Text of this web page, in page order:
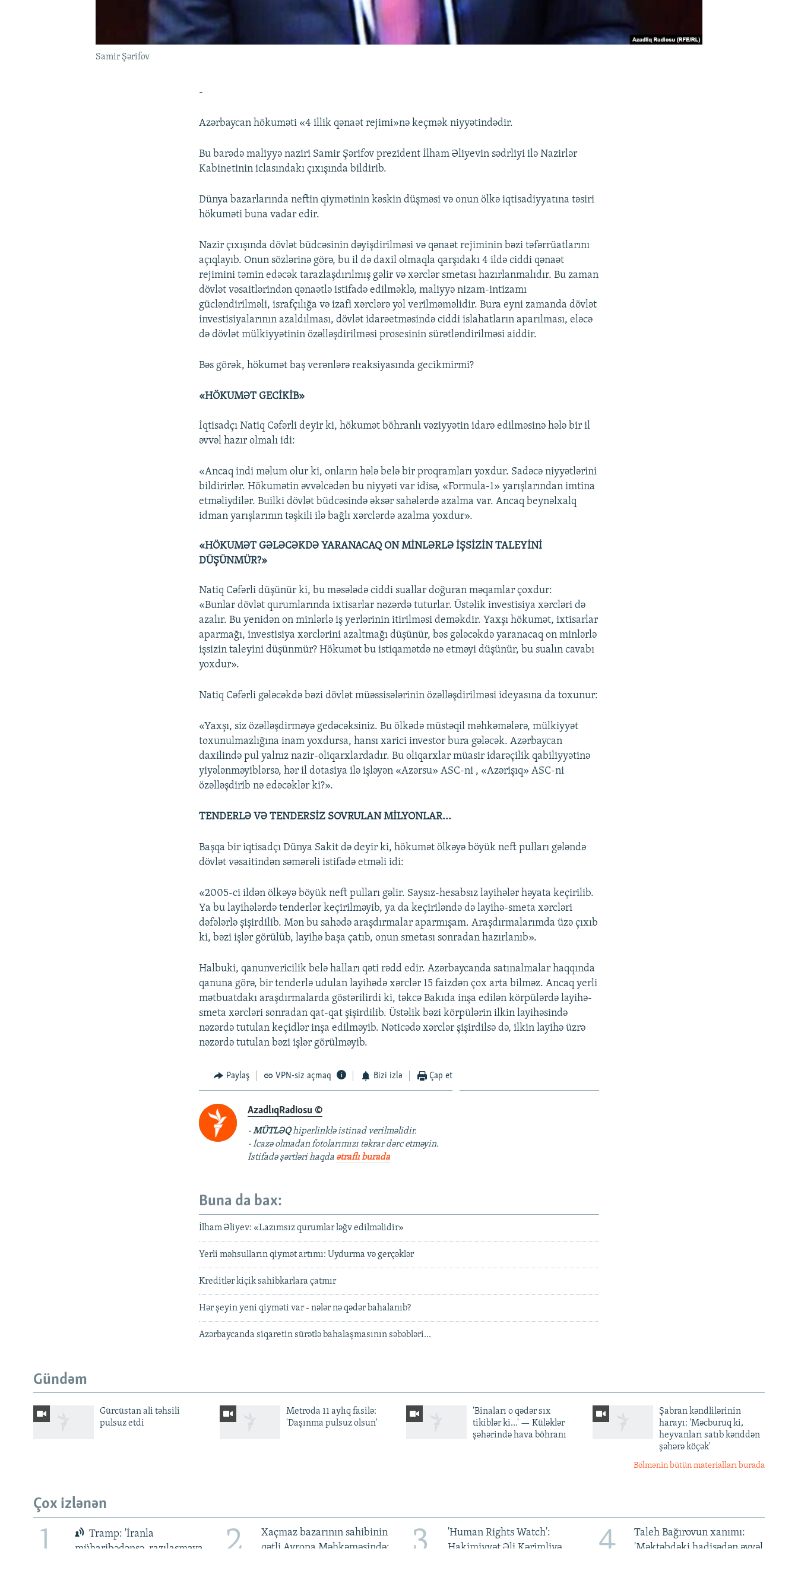
Samir Şərifov
-
Azərbaycan hökuməti «4 illik qənaət rejimi»nə keçmək niyyətindədir.
Bu barədə maliyyə naziri Samir Şərifov prezident İlham Əliyevin sədrliyi ilə Nazirlər
Kabinetinin iclasındakı çıxışında bildirib.
Dünya bazarlarında neftin qiymətinin kəskin düşməsi və onun ölkə iqtisadiyyatına təsiri
hökuməti buna vadar edir.
Nazir çıxışında dövlət büdcəsinin dəyişdirilməsi və qənaət rejiminin bəzi təfərrüatlarını
açıqlayıb. Onun sözlərinə görə, bu il də daxil olmaqla qarşıdakı 4 ildə ciddi qənaət
rejimini təmin edəcək tarazlaşdırılmış gəlir və xərclər smetası hazırlanmalıdır. Bu zaman
dövlət vəsaitlərindən qənaətlə istifadə edilməklə, maliyyə nizam-intizamı
gücləndirilməli, israfçılığa və izafi xərclərə yol verilməməlidir. Bura eyni zamanda dövlət
investisiyalarının azaldılması, dövlət idarəetməsində ciddi islahatların aparılması, eləcə
də dövlət mülkiyyətinin özəlləşdirilməsi prosesinin sürətləndirilməsi aiddir.
Bəs görək, hökumət baş verənlərə reaksiyasında gecikmirmi?
«HÖKUMƏT GECİKİB»
İqtisadçı Natiq Cəfərli deyir ki, hökumət böhranlı vəziyyətin idarə edilməsinə hələ bir il
əvvəl hazır olmalı idi:
«Ancaq indi məlum olur ki, onların hələ belə bir proqramları yoxdur. Sadəcə niyyətlərini
bildirirlər. Hökumətin əvvəlcədən bu niyyəti var idisə, «Formula-1» yarışlarından imtina
etməliydilər. Builki dövlət büdcəsində əksər sahələrdə azalma var. Ancaq beynəlxalq
idman yarışlarının təşkili ilə bağlı xərclərdə azalma yoxdur».
«HÖKUMƏT GƏLƏCƏKDƏ YARANACAQ ON MİNLƏRLƏ İŞSİZİN TALEYİNİ
DÜŞÜNMÜR?»
Natiq Cəfərli düşünür ki, bu məsələdə ciddi suallar doğuran məqamlar çoxdur:
«Bunlar dövlət qurumlarında ixtisarlar nəzərdə tuturlar. Üstəlik investisiya xərcləri də
azalır. Bu yenidən on minlərlə iş yerlərinin itirilməsi deməkdir. Yaxşı hökumət, ixtisarlar
aparmağı, investisiya xərclərini azaltmağı düşünür, bəs gələcəkdə yaranacaq on minlərlə
işsizin taleyini düşünmür? Hökumət bu istiqamətdə nə etməyi düşünür, bu sualın cavabı
yoxdur».
Natiq Cəfərli gələcəkdə bəzi dövlət müəssisələrinin özəlləşdirilməsi ideyasına da toxunur:
«Yaxşı, siz özəlləşdirməyə gedəcəksiniz. Bu ölkədə müstəqil məhkəmələrə, mülkiyyət
toxunulmazlığına inam yoxdursa, hansı xarici investor bura gələcək. Azərbaycan
daxilində pul yalnız nazir-oliqarxlardadır. Bu oliqarxlar müasir idarəçilik qabiliyyətinə
yiyələnməyiblərsə, hər il dotasiya ilə işləyən «Azərsu» ASC-ni , «Azərişıq» ASC-ni
özəlləşdirib nə edəcəklər ki?».
TENDERLƏ VƏ TENDERSİZ SOVRULAN MİLYONLAR...
Başqa bir iqtisadçı Dünya Sakit də deyir ki, hökumət ölkəyə böyük neft pulları gələndə
dövlət vəsaitindən səmərəli istifadə etməli idi:
«2005-ci ildən ölkəyə böyük neft pulları gəlir. Saysız-hesabsız layihələr həyata keçirilib.
Ya bu layihələrdə tenderlər keçirilməyib, ya da keçiriləndə də layihə-smeta xərcləri
dəfələrlə şişirdilib. Mən bu sahədə araşdırmalar aparmışam. Araşdırmalarımda üzə çıxıb
ki, bəzi işlər görülüb, layihə başa çatıb, onun smetası sonradan hazırlanıb».
Halbuki, qanunvericilik belə halları qəti rədd edir. Azərbaycanda satınalmalar haqqında
qanuna görə, bir tenderlə udulan layihədə xərclər 15 faizdən çox arta bilməz. Ancaq yerli
mətbuatdakı araşdırmalarda göstərilirdi ki, təkcə Bakıda inşa edilən körpülərdə layihə-
smeta xərcləri sonradan qat-qat şişirdilib. Üstəlik bəzi körpülərin ilkin layihəsində
nəzərdə tutulan keçidlər inşa edilməyib. Nəticədə xərclər şişirdilsə də, ilkin layihə üzrə
nəzərdə tutulan bəzi işlər görülməyib.
Paylaş VPN-siz açmaq Bizi izlə Çap et
AzadlıqRadiosu ©
-MÜTLƏQhiperlinklə istinad verilməlidir.
- İcazə olmadan fotolarımızı təkrar dərc etməyin.
İstifadə şərtləri haqda ətraflı burada
Buna da bax:
İlham Əliyev: «Lazımsız qurumlar ləğv edilməlidir»
Yerli məhsulların qiymət artımı: Uydurma və gerçəklər
Kreditlər kiçik sahibkarlara çatmır
Hər şeyin yeni qiyməti var - nələr nə qədər bahalanıb?
Azərbaycanda siqaretin sürətlə bahalaşmasının səbəbləri...
Gündəm
Gürcüstan ali təhsili
pulsuz etdi
Metroda 11 aylıq fasilə:
'Daşınma pulsuz olsun'
'Binaları o qədər sıx
tikiblər ki...' — Küləklər
şəhərində hava böhranı
Şabran kəndlilərinin
harayı: 'Məcburuq ki,
heyvanları satıb kənddən
şəhərə köçək'
Bölmənin bütün materialları burada
Çox izlənən
1
Tramp: 'İranla
müharibədənsə, razılaşmaya
2
Xaçmaz bazarının sahibinin
qətli Avropa Məhkəməsində:
3
'Human Rights Watch':
Hakimiyyət Əli Kərimliyə
4
Taleh Bağırovun xanımı:
'Məktəbdəki hadisədən əvvəl